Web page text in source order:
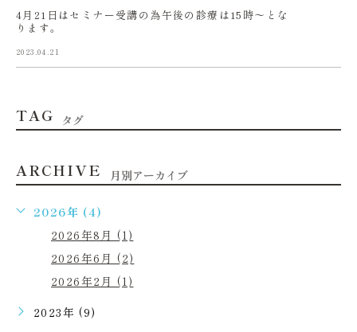
4月21日はセミナー受講の為午後の診療は15時〜とな
ります。
2023.04.21
TAG タグ
ARCHIVE 月別アーカイブ
2026年 (4)
2026年8月 (1)
2026年6月 (2)
2026年2月 (1)
2023年 (9)